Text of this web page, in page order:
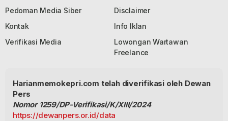
Pedoman Media Siber
Disclaimer
Kontak
Info Iklan
Verifikasi Media
Lowongan Wartawan
Freelance
Harianmemokepri.com telah diverifikasi oleh Dewan
Pers
Nomor 1259/DP-Verifikasi/K/XIII/2024
https://dewanpers.or.id/data